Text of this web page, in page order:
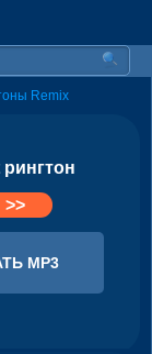
Remix
>>
MP3